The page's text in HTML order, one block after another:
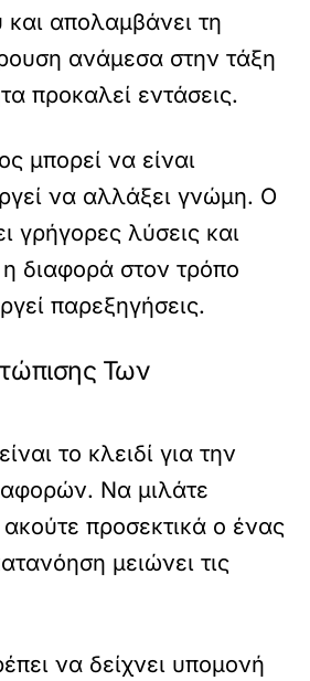
και απολαμβάνει τη
ανάμεσα στην τάξη
προκαλεί εντάσεις.
μπορεί να είναι
να αλλάξει γνώμη. Ο
γρήγορες λύσεις και
η διαφορά στον τρόπο
παρεξηγήσεις.
Των
το κλειδί για την
Να μιλάτε
προσεκτικά ο ένας
μειώνει τις
να δείχνει υπομονή